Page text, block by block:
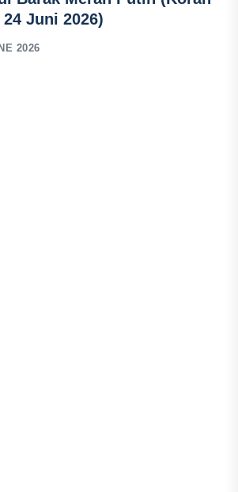
24 Juni 2026)
2026